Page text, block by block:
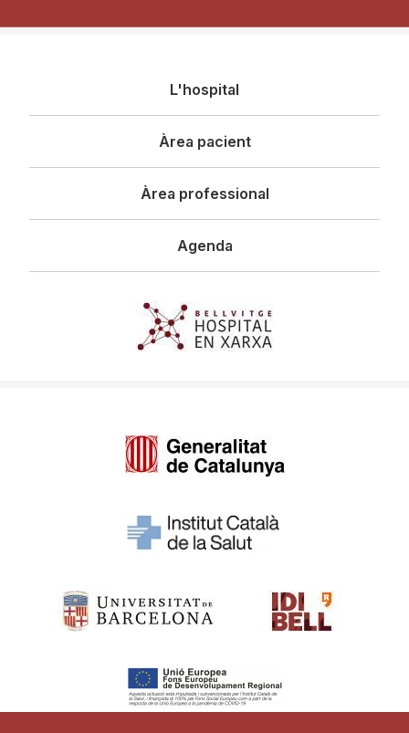
principal
L'hospital
Àrea pacient
Àrea professional
Agenda